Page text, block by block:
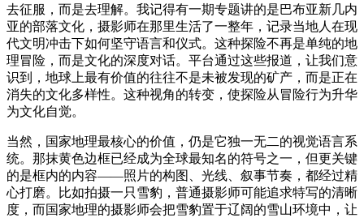
去征服，而是去理解。我记得有一期专题讲的是巴布亚新几内
亚的部落文化，摄影师在那里生活了一整年，记录当地人在现
代文明冲击下如何坚守语言和仪式。这种探险不再是单纯的地
理冒险，而是文化的深度对话。平台通过这些报道，让我们意
识到，地球上最有价值的往往不是未被发现的矿产，而是正在
消失的文化多样性。这种视角的转变，使探险从冒险行为升华
为文化自觉。
当然，国家地理最核心的价值，仍是它独一无二的视觉语言系
统。那抹黄色边框已经成为全球最知名的符号之一，但更关键
的是框内的内容——照片的构图、光线、叙事节奏，都经过精
心打磨。比如拍摄一只雪豹，普通摄影师可能追求特写的清晰
度，而国家地理的摄影师会把雪豹置于辽阔的雪山环境中，让